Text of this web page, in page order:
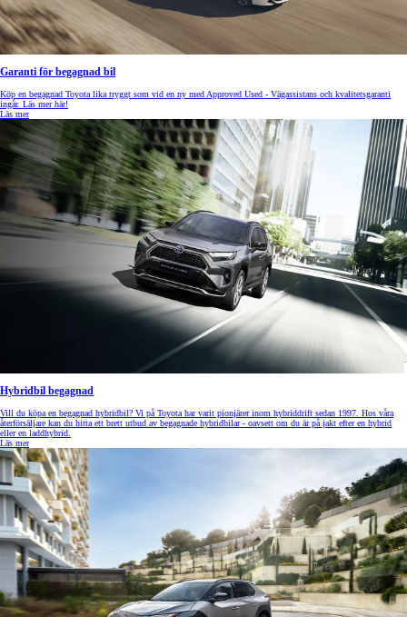
Garanti för begagnad bil
Köp en begagnad Toyota lika tryggt som vid en ny med Approved Used - Vägassistans och kvalitetsgaranti
ingår. Läs mer här!
Läs mer
Hybridbil begagnad
Vill du köpa en begagnad hybridbil? Vi på Toyota har varit pionjärer inom hybriddrift sedan 1997. Hos våra
återförsäljare kan du hitta ett brett utbud av begagnade hybridbilar - oavsett om du är på jakt efter en hybrid
eller en laddhybrid.
Läs mer